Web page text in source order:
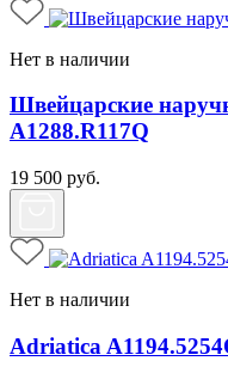
Нет в наличии
Швейцарские
A1288.R117Q
19 500 руб.
Нет в наличии
Adriatica